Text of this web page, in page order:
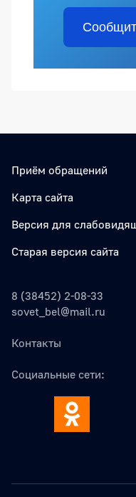
Приём обращений
Карта сайта
Версия для
Старая версия сайта
8 (38452) 2-08-33
sovet_bel@mail.ru
Контакты
Социальные сети: